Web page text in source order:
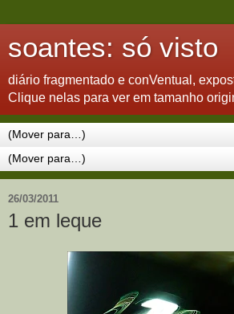
soantes: só visto
diário fragmentado e conVentual,
Clique nelas para ver em tamanho
26/03/2011
1 em leque